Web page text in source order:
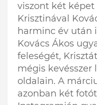
viszont két
Krisztinával
harminc év után
Kovács Ákos
feleségét,
mégis kevésszer
oldalain. A
azonban két